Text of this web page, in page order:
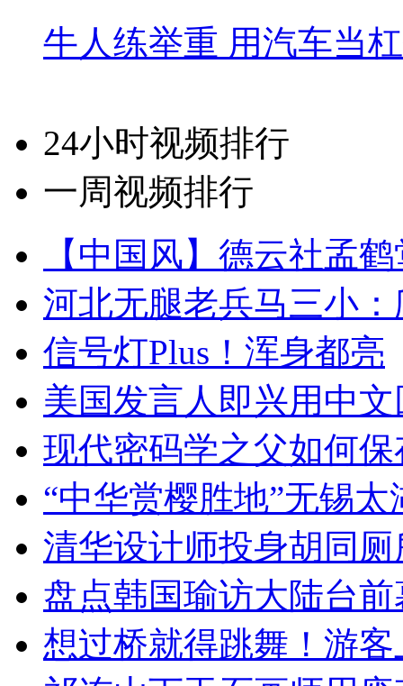
牛人练举重 用汽车当
24小时视频排行
一周视频排行
【中国风】德云社孟
河北无腿老兵马三小
信号灯Plus！浑身都亮
美国发言人即兴用中
现代密码学之父如何
“中华赏樱胜地”无锡
清华设计师投身胡同
盘点韩国瑜访大陆台
想过桥就得跳舞！游客